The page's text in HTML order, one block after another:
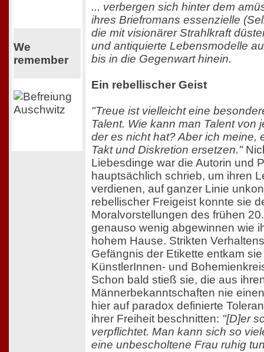
We
remember
... verbergen sich hinter dem
ihres Briefromans essenzielle
die mit visionärer Strahlkraft
und antiquierte Lebensmodelle
bis in die Gegenwart hinein.
Ein rebellischer Geist
"Treue ist vielleicht eine
Talent. Wie kann man Talent von
der es nicht hat? Aber ich meine,
Takt und Diskretion ersetzen."
Liebesdinge war die Autorin und
hauptsächlich schrieb, um ihren
verdienen, auf ganzer Linie
rebellischer Freigeist konnte sie
Moralvorstellungen des frühen
genauso wenig abgewinnen wie
hohem Hause. Strikten
Gefängnis der Etikette entkam
KünstlerInnen- und
Schon bald stieß sie, die aus
Männerbekanntschaften nie
hier auf paradox definierte
ihrer Freiheit beschnitten: "[D]er
verpflichtet. Man kann sich so
eine unbescholtene Frau ruhig